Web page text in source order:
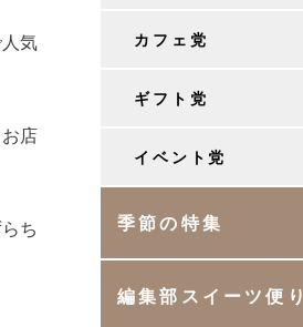
気
店
ち
カフェ党
ギフト党
イベント党
季節の特集
編集部スイーツ便り